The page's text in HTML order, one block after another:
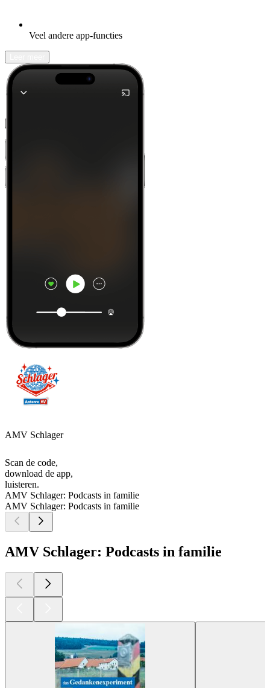
Veel andere app-functies
AMV Schlager
Scan de code,
download de app,
luisteren.
AMV Schlager: Podcasts in familie
AMV Schlager: Podcasts in familie
AMV Schlager: Podcasts in familie